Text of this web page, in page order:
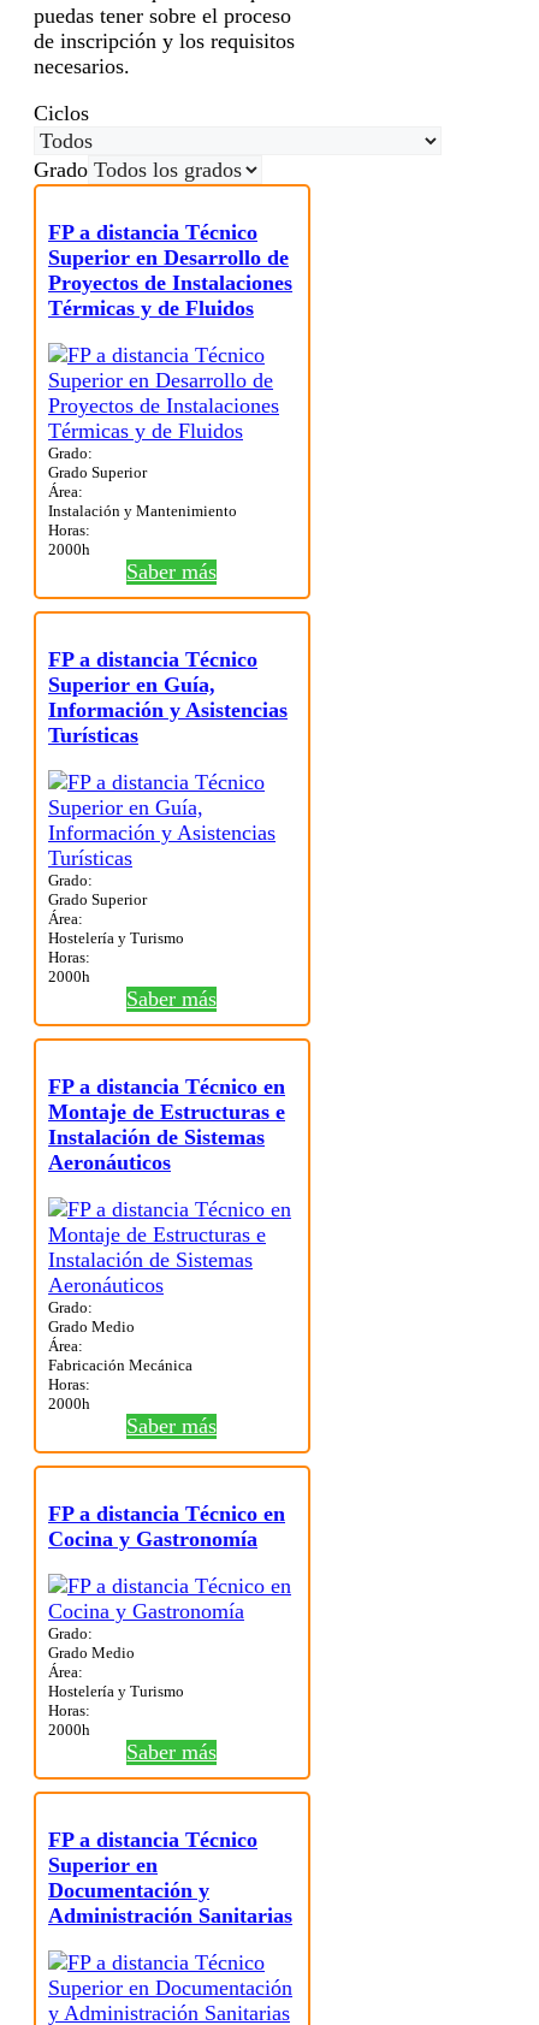
puedas tener sobre el proceso
de inscripción y los requisitos
necesarios.
Ciclos
Grado
FP a distancia Técnico
Superior en Desarrollo de
Proyectos de Instalaciones
Térmicas y de Fluidos
Grado:
Grado Superior
Área:
Instalación y Mantenimiento
Horas:
2000h
Saber más
FP a distancia Técnico
Superior en Guía,
Información y Asistencias
Turísticas
Grado:
Grado Superior
Área:
Hostelería y Turismo
Horas:
2000h
Saber más
FP a distancia Técnico en
Montaje de Estructuras e
Instalación de Sistemas
Aeronáuticos
Grado:
Grado Medio
Área:
Fabricación Mecánica
Horas:
2000h
Saber más
FP a distancia Técnico en
Cocina y Gastronomía
Grado:
Grado Medio
Área:
Hostelería y Turismo
Horas:
2000h
Saber más
FP a distancia Técnico
Superior en
Documentación y
Administración Sanitarias